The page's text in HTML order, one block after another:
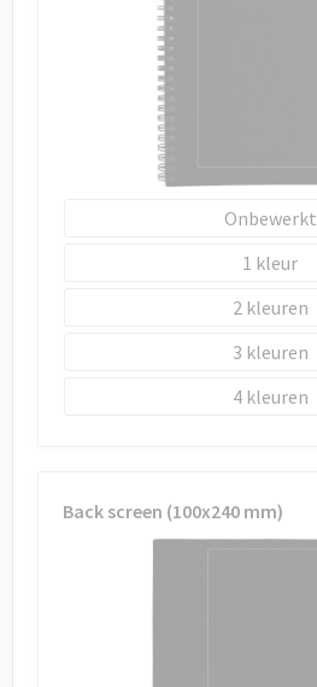
Onbewerkt
1
2
3
4
Back screen (100x240 mm)